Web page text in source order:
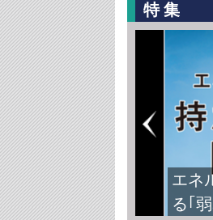
特集
エネ
る｢